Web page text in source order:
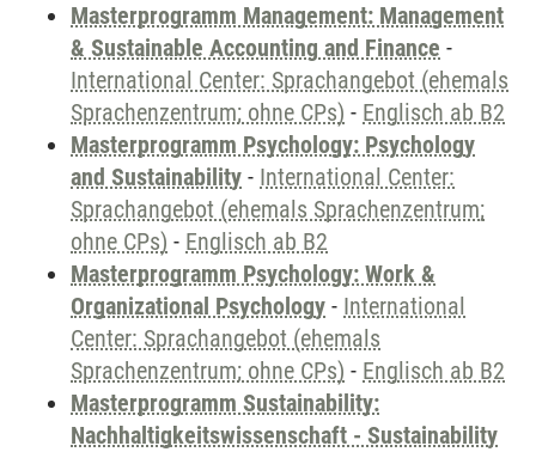
Masterprogramm Management: Management
& Sustainable Accounting and Finance -
International Center: Sprachangebot (ehemals
Sprachenzentrum; ohne CPs) - Englisch ab B2
Masterprogramm Psychology: Psychology
and Sustainability - International Center:
Sprachangebot (ehemals Sprachenzentrum;
ohne CPs) - Englisch ab B2
Masterprogramm Psychology: Work &
Organizational Psychology - International
Center: Sprachangebot (ehemals
Sprachenzentrum; ohne CPs) - Englisch ab B2
Masterprogramm Sustainability:
Nachhaltigkeitswissenschaft - Sustainability